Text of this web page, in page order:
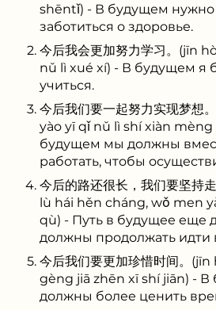
shēntǐ) - В будущем
заботиться о здоровье.
今后我会更加努力学习。(jīn
nǔ lì xué xí) - В будущем я
учиться.
今后我们要一起努力实现梦
yào yī qǐ nǔ lì shí xiàn mèng
будущем мы должны
работать, чтобы
今后的路还很长，我们要坚持
lù hái hěn cháng, wǒ men
qù) - Путь в будущее еще
должны продолжать идти
今后我们要更加珍惜时间。
gèng jiā zhēn xī shí jiān) -
должны более ценить